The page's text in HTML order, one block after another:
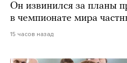
Он извинился за планы
в чемпионате мира
15 часов назад